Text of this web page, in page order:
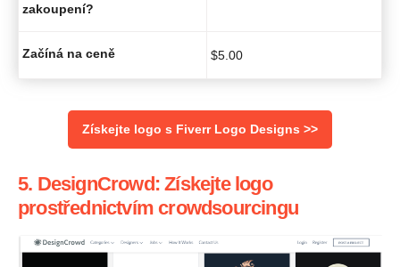
zakoupení?
Začíná na ceně $5.00
Získejte logo s Fiverr Logo Designs >>
5. DesignCrowd: Získejte logo
prostřednictvím crowdsourcingu